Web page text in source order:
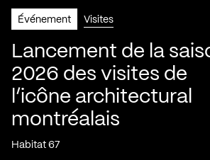
Événement Visites
Lancement de la
2026 des visites de
l’icône architectural
montréalais
Habitat 67